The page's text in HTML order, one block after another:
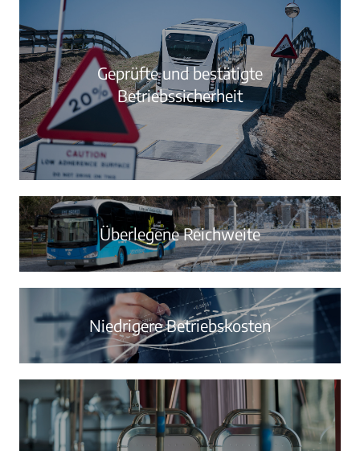
Geprüfte und bestätigte
Betriebssicherheit
Überlegene Reichweite
Niedrigere Betriebskosten